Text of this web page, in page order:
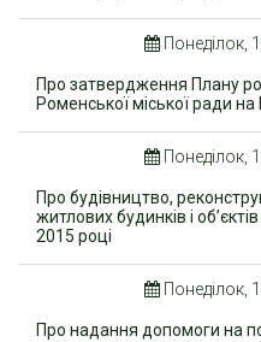
Понеділок,
Про затвердження Плану
Роменської міської ради на
Понеділок,
Про будівництво,
житлових будинків і
2015 році
Понеділок,
Про надання допомоги на